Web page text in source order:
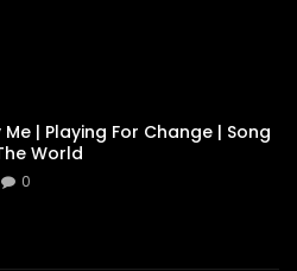
Me | Playing For Change | Song
World
0